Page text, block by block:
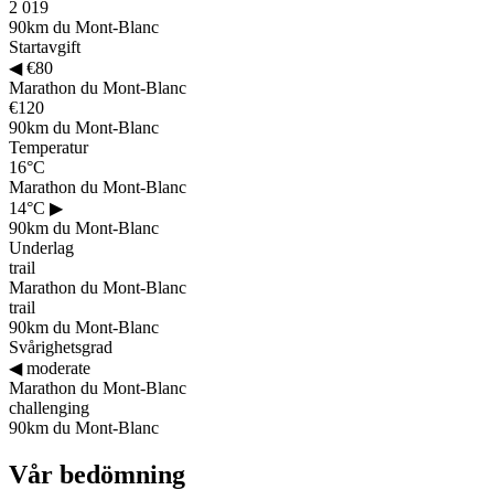
2 019
90km du Mont-Blanc
Startavgift
◀€80
Marathon du Mont-Blanc
€120
90km du Mont-Blanc
Temperatur
16°C
Marathon du Mont-Blanc
14°C ▶
90km du Mont-Blanc
Underlag
trail
Marathon du Mont-Blanc
trail
90km du Mont-Blanc
Svårighetsgrad
◀moderate
Marathon du Mont-Blanc
challenging
90km du Mont-Blanc
Vår bedömning